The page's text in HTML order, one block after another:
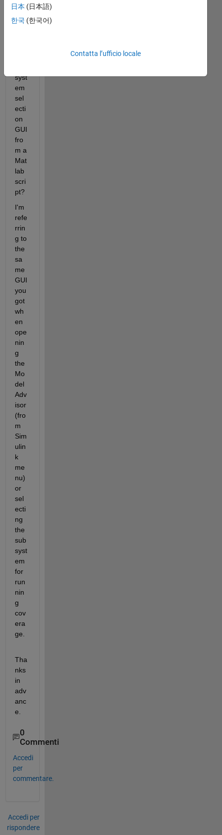
ope
the
syst
em
sel
ecti
on
GUI
fro
m a
Mat
lab
scri
pt?
I'm
refe
rrin
g to
the
sa
me
GUI
you
got
wh
en
ope
nin
g
the
Mo
del
Adv
isor
(fro
m
Sim
ulin
k
me
nu)
or
sel
ecti
ng
the
sub
syst
em
for
run
nin
g
cov
era
ge.
Tha
nks
in
adv
anc
e.
0
Commenti
Accedi
per
commentare.
Accedi per
rispondere
日本 (日本語)
한국 (한국어)
Contatta l’ufficio locale